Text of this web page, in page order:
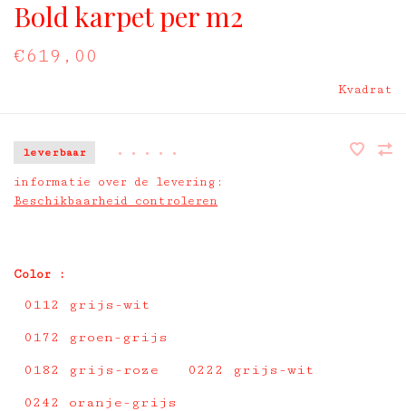
Bold karpet per m2
€619,00
Kvadrat
leverbaar • • • • •
informatie over de levering:
Beschikbaarheid controleren
Color :
0112 grijs-wit
0172 groen-grijs
0182 grijs-roze 0222 grijs-wit
0242 oranje-grijs